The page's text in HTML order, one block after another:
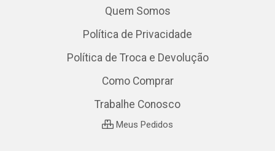
Quem Somos
Política de Privacidade
Política de Troca e Devolução
Como Comprar
Trabalhe Conosco
Meus Pedidos